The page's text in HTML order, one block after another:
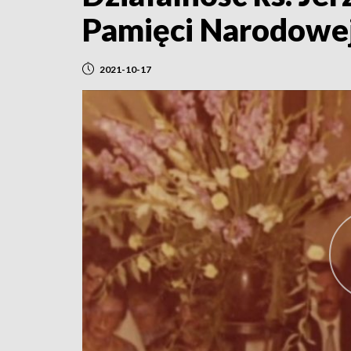
Pamięci
2021-10-17